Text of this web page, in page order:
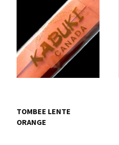
TOMBEE LENTE
ORANGE